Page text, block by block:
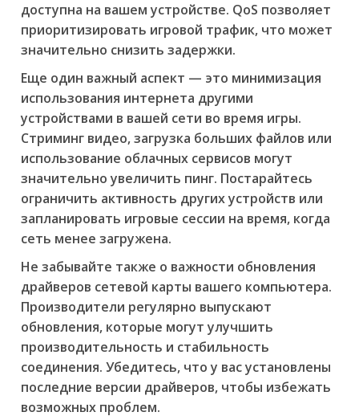
доступна на вашем устройстве. QoS позволяет
приоритизировать игровой трафик, что может
значительно снизить задержки.
Еще один важный аспект — это минимизация
использования интернета другими
устройствами в вашей сети во время игры.
Стриминг видео, загрузка больших файлов или
использование облачных сервисов могут
значительно увеличить пинг. Постарайтесь
ограничить активность других устройств или
запланировать игровые сессии на время, когда
сеть менее загружена.
Не забывайте также о важности обновления
драйверов сетевой карты вашего компьютера.
Производители регулярно выпускают
обновления, которые могут улучшить
производительность и стабильность
соединения. Убедитесь, что у вас установлены
последние версии драйверов, чтобы избежать
возможных проблем.